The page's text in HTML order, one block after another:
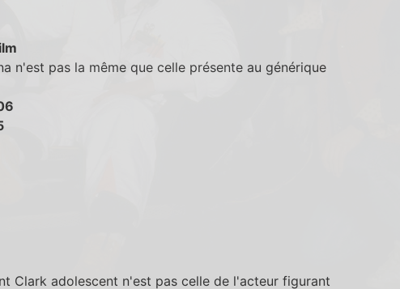
n'est pas la même que celle présente au générique
Clark adolescent n'est pas celle de l'acteur figurant